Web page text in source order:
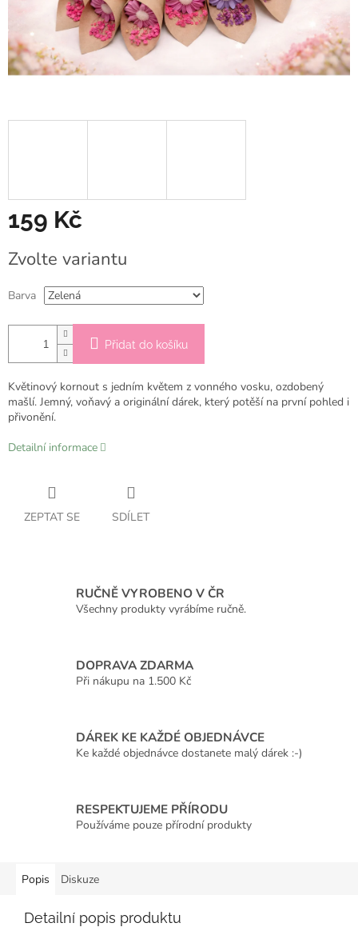
159 Kč
cena:
Zvolte variantu
Barva
Přidat do košíku
Květinový kornout s jedním květem z vonného vosku, ozdobený
mašlí. Jemný, voňavý a originální dárek, který potěší na první pohled i
přivonění.
Detailní informace
ZEPTAT SE SDÍLET
RUČNĚ VYROBENO V ČR
Všechny produkty vyrábíme ručně.
DOPRAVA ZDARMA
Při nákupu na 1.500 Kč
DÁREK KE KAŽDÉ OBJEDNÁVCE
Ke každé objednávce dostanete malý dárek :-)
RESPEKTUJEME PŘÍRODU
Používáme pouze přírodní produkty
Popis Diskuze
Detailní popis produktu